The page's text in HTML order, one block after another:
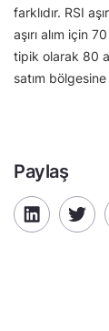
farklıdır. RSI
aşırı alım için
tipik olarak 80
satım
Paylaş